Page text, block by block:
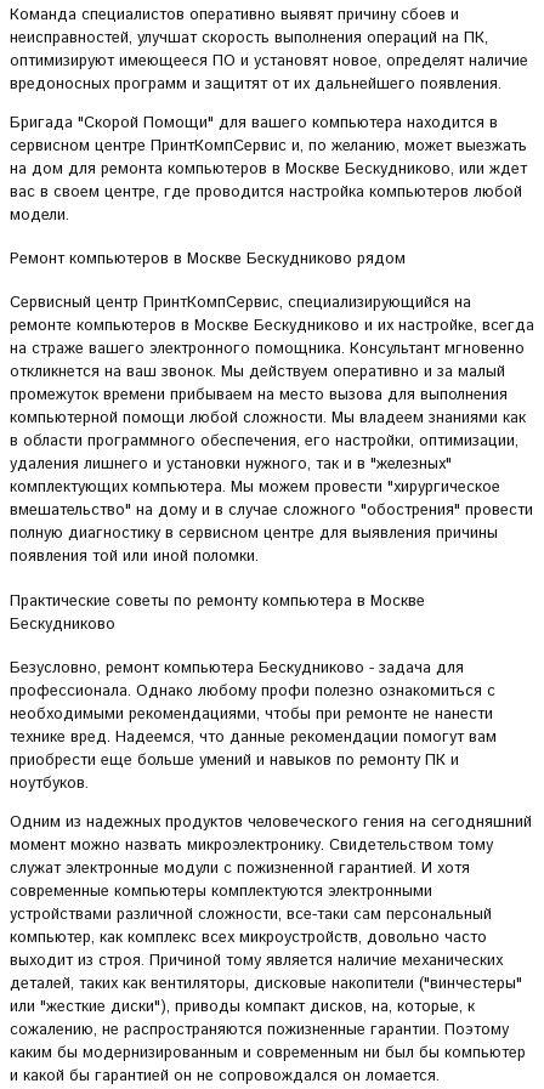
Команда специалистов оперативно выявят причину сбоев и
неисправностей, улучшат скорость выполнения операций на ПК,
оптимизируют имеющееся ПО и установят новое, определят наличие
вредоносных программ и защитят от их дальнейшего появления.
Бригада "Скорой Помощи" для вашего компьютера находится в
сервисном центре ПринтКомпСервис и, по желанию, может выезжать
на дом для ремонта компьютеров в Москве Бескудниково, или ждет
вас в своем центре, где проводится настройка компьютеров любой
модели.
Ремонт компьютеров в Москве Бескудниково рядом
Сервисный центр ПринтКомпСервис, специализирующийся на
ремонте компьютеров в Москве Бескудниково и их настройке, всегда
на страже вашего электронного помощника. Консультант мгновенно
откликнется на ваш звонок. Мы действуем оперативно и за малый
промежуток времени прибываем на место вызова для выполнения
компьютерной помощи любой сложности. Мы владеем знаниями как
в области программного обеспечения, его настройки, оптимизации,
удаления лишнего и установки нужного, так и в "железных"
комплектующих компьютера. Мы можем провести "хирургическое
вмешательство" на дому и в случае сложного "обострения" провести
полную диагностику в сервисном центре для выявления причины
появления той или иной поломки.
Практические советы по ремонту компьютера в Москве
Бескудниково
Безусловно, ремонт компьютера Бескудниково - задача для
профессионала. Однако любому профи полезно ознакомиться с
необходимыми рекомендациями, чтобы при ремонте не нанести
технике вред. Надеемся, что данные рекомендации помогут вам
приобрести еще больше умений и навыков по ремонту ПК и
ноутбуков.
Одним из надежных продуктов человеческого гения на сегодняшний
момент можно назвать микроэлектронику. Свидетельством тому
служат электронные модули с пожизненной гарантией. И хотя
современные компьютеры комплектуются электронными
устройствами различной сложности, все-таки сам персональный
компьютер, как комплекс всех микроустройств, довольно часто
выходит из строя. Причиной тому является наличие механических
деталей, таких как вентиляторы, дисковые накопители ("винчестеры"
или "жесткие диски"), приводы компакт дисков, на, которые, к
сожалению, не распространяются пожизненные гарантии. Поэтому
каким бы модернизированным и современным ни был бы компьютер
и какой бы гарантией он не сопровождался он ломается.